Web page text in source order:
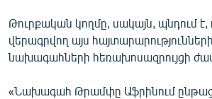
Թուրքական կողմը, սակայն, պնդում
վերագրվող այս
նախագահների հեռախոսազրույցի
«Նախագահ Թրամփը Աֆրինում